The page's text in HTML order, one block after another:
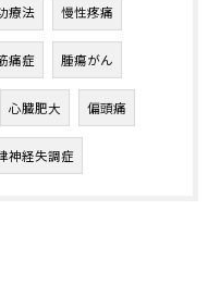
療法 慢性疼痛
痛症 腫瘍がん
心臓肥大 偏頭痛
神経失調症